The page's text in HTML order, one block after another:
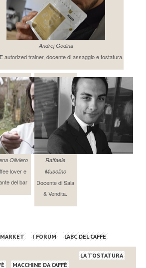
Andrej Godina
autorized trainer, docente di assaggio e tostatura.
Oliviero
lover e
del bar
Raffaele
Musolino
Docente di Sala
& Vendita.
I FORUM
L’ABC DEL CAFFÈ
MACCHINE DA CAFFÈ
LA TOSTATURA